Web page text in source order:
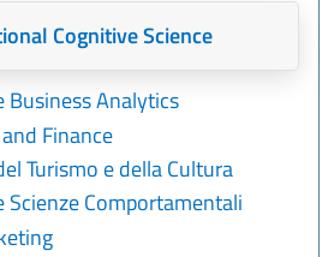
Cognitive Science
Analytics
Finance
Turismo e della Cultura
Comportamentali